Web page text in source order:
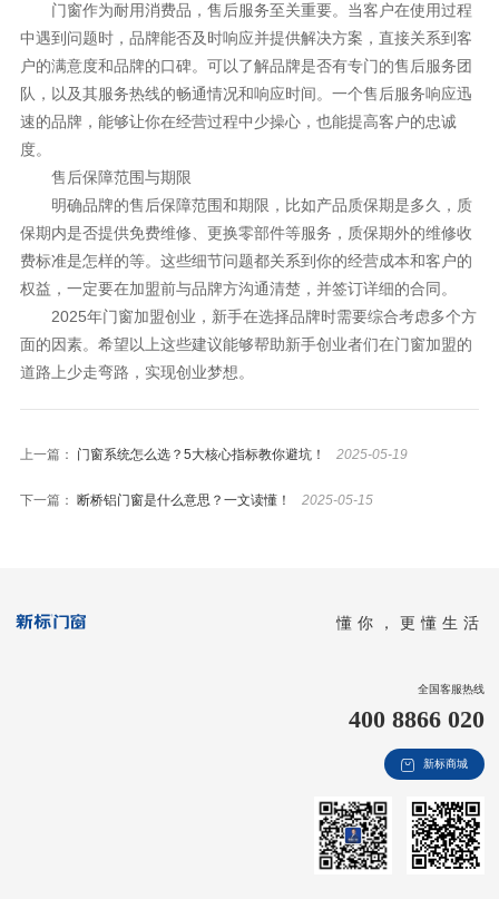
门窗作为耐用消费品，售后服务至关重要。当客户在使用过程
中遇到问题时，品牌能否及时响应并提供解决方案，直接关系到客
户的满意度和品牌的口碑。可以了解品牌是否有专门的售后服务团
队，以及其服务热线的畅通情况和响应时间。一个售后服务响应迅
速的品牌，能够让你在经营过程中少操心，也能提高客户的忠诚
度。
售后保障范围与期限
明确品牌的售后保障范围和期限，比如产品质保期是多久，质
保期内是否提供免费维修、更换零部件等服务，质保期外的维修收
费标准是怎样的等。这些细节问题都关系到你的经营成本和客户的
权益，一定要在加盟前与品牌方沟通清楚，并签订详细的合同。
2025年门窗加盟创业，新手在选择品牌时需要综合考虑多个方
面的因素。希望以上这些建议能够帮助新手创业者们在门窗加盟的
道路上少走弯路，实现创业梦想。
上一篇： 门窗系统怎么选？5大核心指标教你避坑！ 2025-05-19
下一篇： 断桥铝门窗是什么意思？一文读懂！ 2025-05-15
懂你，更懂生活
全国客服热线
400 8866 020
新标商城